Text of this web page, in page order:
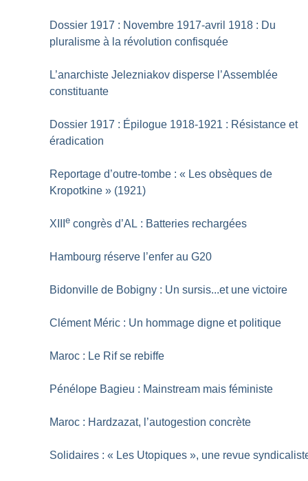
Dossier 1917 : Novembre 1917-avril 1918 : Du
pluralisme à la révolution confisquée
L’anarchiste Jelezniakov disperse l’Assemblée
constituante
Dossier 1917 : Épilogue 1918-1921 : Résistance et
éradication
Reportage d’outre-tombe : « Les obsèques de
Kropotkine » (1921)
XIIIe congrès d’AL : Batteries rechargées
Hambourg réserve l’enfer au G20
Bidonville de Bobigny : Un sursis...et une victoire
Clément Méric : Un hommage digne et politique
Maroc : Le Rif se rebiffe
Pénélope Bagieu : Mainstream mais féministe
Maroc : Hardzazat, l’autogestion concrète
Solidaires : « Les Utopiques », une revue